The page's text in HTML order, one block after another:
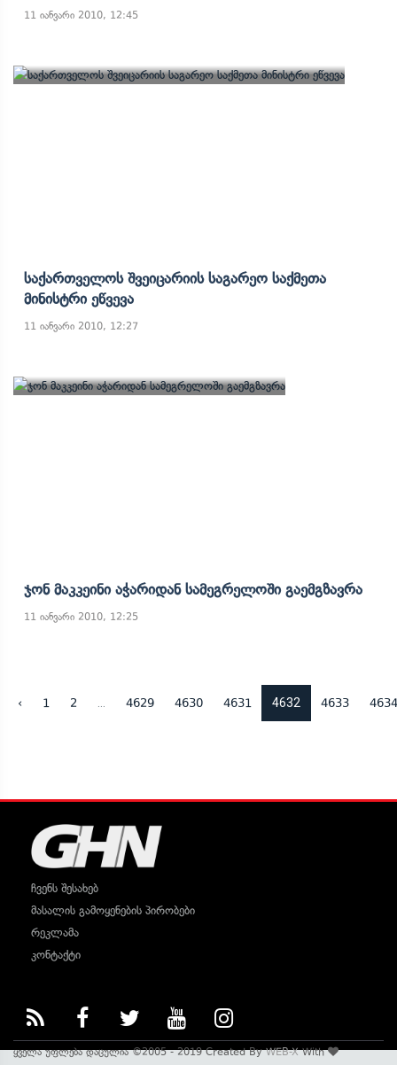
11 იანვარი 2010, 12:45
Საქართველოს Შვეიცარიის Საგარეო Საქმეთა
Მინისტრი Ეწვევა
11 იანვარი 2010, 12:27
Ჯონ Მაკკეინი Აჭარიდან Სამეგრელოში Გაემგზავრა
11 იანვარი 2010, 12:25
‹ 1 2 4629 4630 4631 4632 4633 4634
ჩვენს შესახებ
მასალის გამოყენების პირობები
რეკლამა
კონტაქტი
ყველა უფლება დაცულია ©2005 - 2019 Created ByWEB-XWith